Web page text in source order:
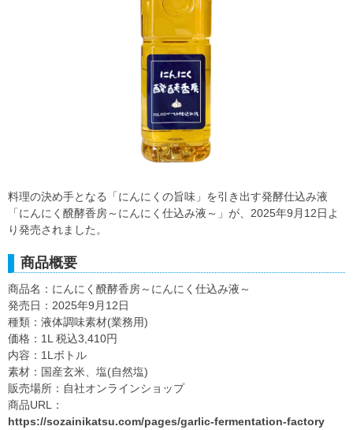
料理の決め手となる「にんにくの旨味」を引き出す発酵仕込み液
「にんにく醗酵香房～にんにく仕込み液～」が、2025年9月12日よ
り発売されました。
商品概要
商品名：にんにく醗酵香房～にんにく仕込み液～
発売日：2025年9月12日
種類：液体調味素材(業務用)
価格：1L 税込3,410円
内容：1Lボトル
素材：国産玄米、塩(自然塩)
販売場所：自社オンラインショップ
商品URL：
https://sozainikatsu.com/pages/garlic-fermentation-factory